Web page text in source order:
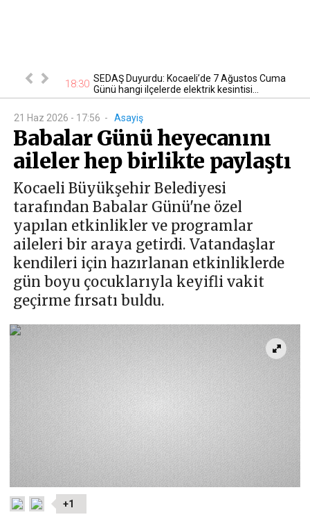
otomobil 18:30 SEDAŞ Duyurdu: Kocaeli’de 7 Ağustos Cuma
Günü hangi ilçelerde elektrik kesintisi...
21 Haz 2026 - 17:56 - Asayiş
Babalar Günü heyecanını
aileler hep birlikte paylaştı
Kocaeli Büyükşehir Belediyesi
tarafından Babalar Günü'ne özel
yapılan etkinlikler ve programlar
aileleri bir araya getirdi. Vatandaşlar
kendileri için hazırlanan etkinliklerde
gün boyu çocuklarıyla keyifli vakit
geçirme fırsatı buldu.
+1